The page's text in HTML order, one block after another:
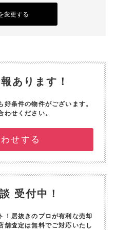
変更する
あります！
条件の物件がございます。
わせください。
せする
受付中！
！ 居抜きのプロが有利な売却
舗査定は無料でご対応いたし